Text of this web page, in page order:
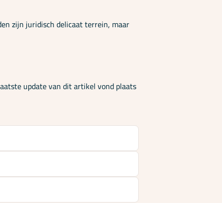
zijn juridisch delicaat terrein, maar
update van dit artikel vond plaats